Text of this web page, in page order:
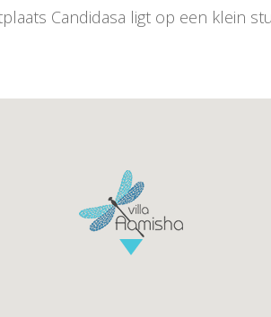
Candidasa ligt op een klein